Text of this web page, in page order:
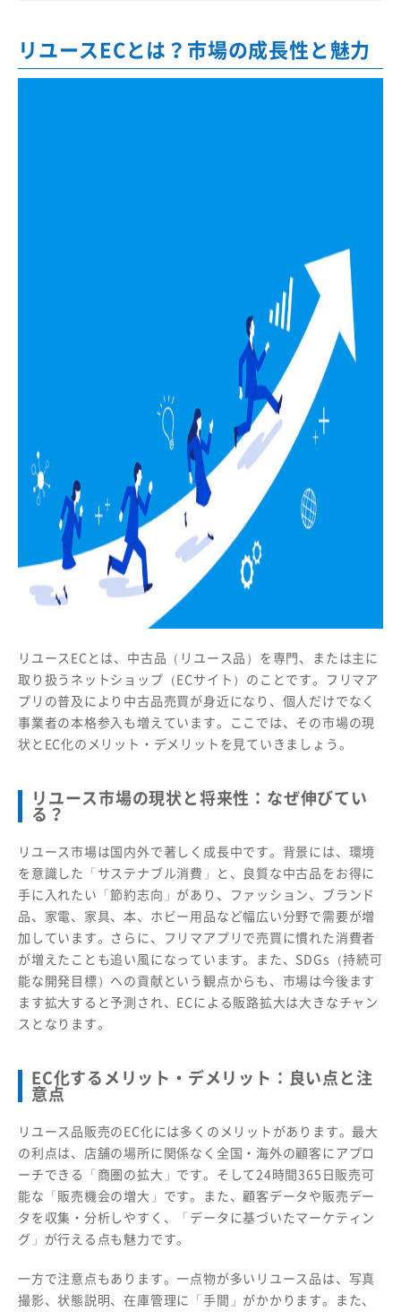
リユースECとは？市場の成長性と魅力
リユースECとは、中古品（リユース品）を専門、または主に
取り扱うネットショップ（ECサイト）のことです。フリマア
プリの普及により中古品売買が身近になり、個人だけでなく
事業者の本格参入も増えています。ここでは、その市場の現
状とEC化のメリット・デメリットを見ていきましょう。
リユース市場の現状と将来性：なぜ伸びてい
る？
リユース市場は国内外で著しく成長中です。背景には、環境
を意識した「サステナブル消費」と、良質な中古品をお得に
手に入れたい「節約志向」があり、ファッション、ブランド
品、家電、家具、本、ホビー用品など幅広い分野で需要が増
加しています。さらに、フリマアプリで売買に慣れた消費者
が増えたことも追い風になっています。また、SDGs（持続可
能な開発目標）への貢献という観点からも、市場は今後ます
ます拡大すると予測され、ECによる販路拡大は大きなチャン
スとなります。
EC化するメリット・デメリット：良い点と注
意点
リユース品販売のEC化には多くのメリットがあります。最大
の利点は、店舗の場所に関係なく全国・海外の顧客にアプロ
ーチできる「商圏の拡大」です。そして24時間365日販売可
能な「販売機会の増大」です。また、顧客データや販売デー
タを収集・分析しやすく、「データに基づいたマーケティン
グ」が行える点も魅力です。
一方で注意点もあります。一点物が多いリユース品は、写真
撮影、状態説明、在庫管理に「手間」がかかります。また、